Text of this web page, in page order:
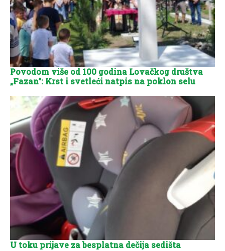
Povodom više od 100 godina Lovačkog društva
„Fazan“: Krst i svetleći natpis na poklon selu
U toku prijave za besplatna dečija sedišta